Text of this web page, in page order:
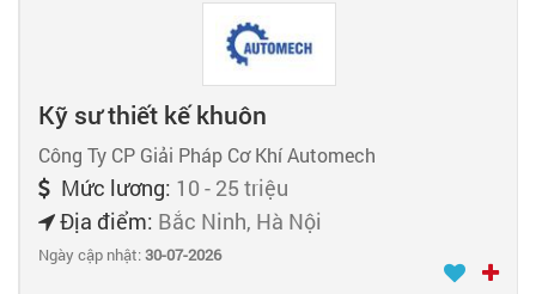
Kỹ sư thiết kế khuôn
Công Ty CP Giải Pháp Cơ Khí Automech
Mức lương: 10 - 25 triệu
Địa điểm: Bắc Ninh, Hà Nội
Ngày cập nhật:30-07-2026